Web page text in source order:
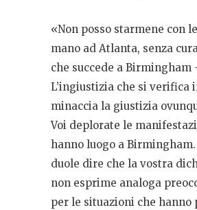
«Non posso starmene con
mano ad Atlanta, senza
che succede a Birmingham
L’ingiustizia che si verifica
minaccia la giustizia
Voi deplorate le
hanno luogo a
duole dire che la vostra
non esprime analoga
per le situazioni che hanno